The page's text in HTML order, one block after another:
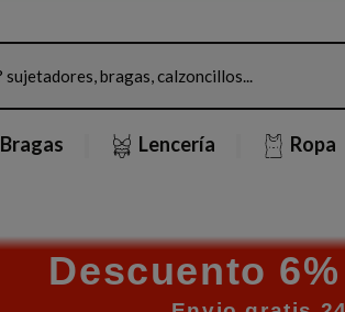
Bragas Lencería Ropa
Descuento